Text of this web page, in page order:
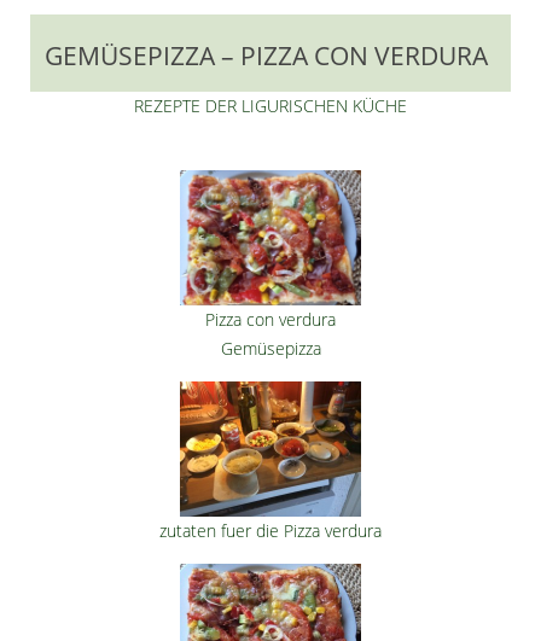
GEMÜSEPIZZA – PIZZA CON VERDURA
REZEPTE DER LIGURISCHEN KÜCHE
Pizza con verdura
Gemüsepizza
zutaten fuer die Pizza verdura